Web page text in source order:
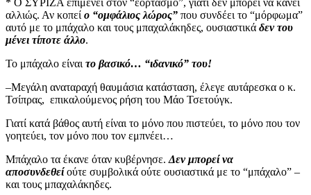
* Ο ΣΥΡΙΖΑ επιμένει στον “εορτασμό”, γιατί δεν μπορεί να κάνει
αλλιώς. Αν κοπεί ο “ομφάλιος λώρος” που συνδέει το “μόρφωμα”
αυτό με το μπάχαλο και τους μπαχαλάκηδες, ουσιαστικά δεν του
μένει τίποτε άλλο.
Το μπάχαλο είναι το βασικό… “ιδανικό” του!
–Μεγάλη αναταραχή θαυμάσια κατάσταση, έλεγε αυτάρεσκα ο κ.
Τσίπρας, επικαλούμενος ρήση του Μάο Τσετούγκ.
Γιατί κατά βάθος αυτή είναι το μόνο που πιστεύει, το μόνο που τον
γοητεύει, τον μόνο που τον εμπνέει…
Μπάχαλο τα έκανε όταν κυβέρνησε. Δεν μπορεί να
αποσυνδεθείούτε συμβολικά ούτε ουσιαστικά με το “μπάχαλο” –
και τους μπαχαλάκηδες.